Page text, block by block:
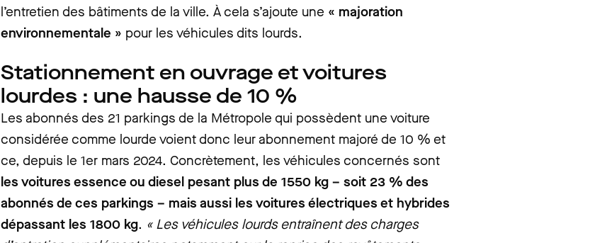
l’entretien des bâtiments de la ville. À cela s’ajoute une « majoration
environnementale » pour les véhicules dits lourds.
Stationnement en ouvrage et voitures
lourdes : une hausse de 10 %
Les abonnés des 21 parkings de la Métropole qui possèdent une voiture
considérée comme lourde voient donc leur abonnement majoré de 10 % et
ce, depuis le 1er mars 2024. Concrètement, les véhicules concernés sont
les voitures essence ou diesel pesant plus de 1550 kg – soit 23 % des
abonnés de ces parkings – mais aussi les voitures électriques et hybrides
dépassant les 1800 kg. « Les véhicules lourds entraînent des charges